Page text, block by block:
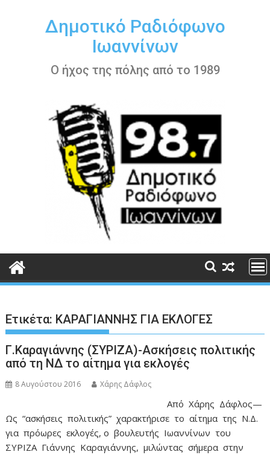
περιεχόμενοΔημοτικό Ραδιόφωνο
Ιωαννίνων
Ο ήχος της πόλης από το 1989
Ετικέτα: ΚΑΡΑΓΙΑΝΝΗΣ ΓΙΑ ΕΚΛΟΓΕΣ
Γ.Καραγιάννης (ΣΥΡΙΖΑ)-Ασκήσεις πολιτικής
από τη ΝΔ το αίτημα για εκλογές
8 Αυγούστου 2016 Χάρης Δάφλος
Από Χάρης Δάφλος—
Ως “ασκήσεις πολιτικής” χαρακτήρισε το αίτημα της Ν.Δ.
για πρόωρες εκλογές, ο βουλευτής Ιωαννίνων του
ΣΥΡΙΖΑ Γιάννης Καραγιάννης, μιλώντας σήμερα στην